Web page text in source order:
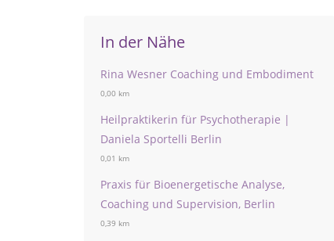
In der Nähe
Rina Wesner Coaching und Embodiment
0,00 km
Heilpraktikerin für Psychotherapie |
Daniela Sportelli Berlin
0,01 km
Praxis für Bioenergetische Analyse,
Coaching und Supervision, Berlin
0,39 km